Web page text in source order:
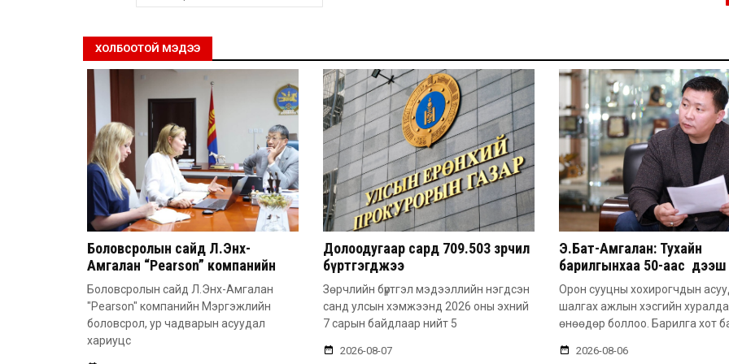
ХОЛБООТОЙ МЭДЭЭ
Боловсролын сайд Л.Энх-
Амгалан “Pearson” компанийн
удирдлагатай уулзлаа
Боловсролын сайд Л.Энх-Амгалан
"Pearson" компанийн Мэргэжлийн
боловсрол, ур чадварын асуудал
хариуцс
Долоодугаар сард 709.503 зөрчил
бүртгэгджээ
Зөрчлийн бүртгэл мэдээллийн нэгдсэн
санд улсын хэмжээнд 2026 оны эхний
7 сарын байдлаар нийт 5
2026-08-07
Э.Бат-Амгалан: Тухайн
барилгынхаа 50-аас дээш
барьсан тохиолдолд
захиалга авдаг болгоно
Орон сууцны хохирогчдын
шалгах ажлын хэсгийн
өнөөдөр боллоо. Барилга хот
2026-08-06